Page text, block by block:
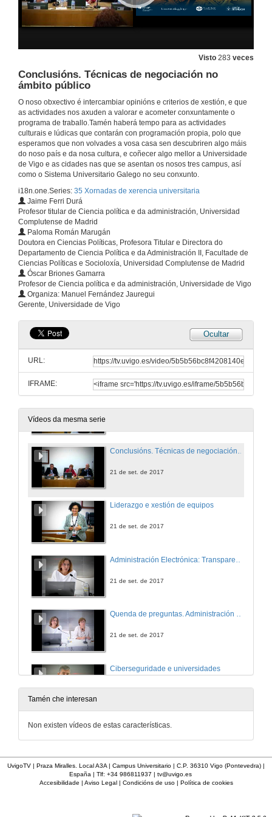
Visto 283 veces
Conclusións. Técnicas de negociación no
ámbito público
O noso obxectivo é intercambiar opinións e criterios de xestión, e que
as actividades nos axuden a valorar e acometer conxuntamente o
programa de traballo.Tamén haberá tempo para as actividades
culturais e lúdicas que contarán con programación propia, polo que
esperamos que non volvades a vosa casa sen descubriren algo máis
do noso país e da nosa cultura, e coñecer algo mellor a Universidade
de Vigo e as cidades nas que se asentan os nosos tres campus, así
como o Sistema Universitario Galego no seu conxunto.
i18n.one.Series: 35 Xornadas de xerencia universitaria
Jaime Ferri Durá
Profesor titular de Ciencia política e da administración, Universidad
Complutense de Madrid
Paloma Román Marugán
Doutora en Ciencias Políticas, Profesora Titular e Directora do
Departamento de Ciencia Política e da Administración II, Facultade de
Ciencias Políticas e Socioloxía, Universidad Complutense de Madrid
Óscar Briones Gamarra
Profesor de Ciencia política e da administración, Universidade de Vigo
Organiza: Manuel Fernández Jauregui
Gerente, Universidade de Vigo
Ocultar
URL:
IFRAME:
Vídeos da mesma serie
Boas prácticas na xestión económico-administrativa universitaria: novas ferramentas. Intervención de Rodrigo Cerviño Rodríguez
21 de set. de 2017
Goberno aberto e transparencia
21 de set. de 2017
Técnicas de negociación no ámbito público. Intervención de Óscar Briones Gamarra
21 de set. de 2017
Técnicas de negociación no ámbito público. Intervención de Paloma Román Marugán
21 de set. de 2017
Quenda de preguntas. Técnicas de negociación no ámbito público
21 de set. de 2017
Liderazgo e xestión de equipos
21 de set. de 2017
21 de set. de 2017
Quenda de preguntas. Administración Electrónica: Transparencia e seguridade
21 de set. de 2017
Ciberseguridade e universidades
21 de set. de 2017
Presentación de Gema Pérez Ramón
Tamén che interesan
Non existen vídeos de estas características.
UvigoTV | Praza Miralles. Local A3A | Campus Universitario | C.P. 36310 Vigo (Pontevedra) |
España | Tlf: +34 986811937 | tv@uvigo.es
Accesibilidade | Aviso Legal| Condicións de uso| Política de cookies